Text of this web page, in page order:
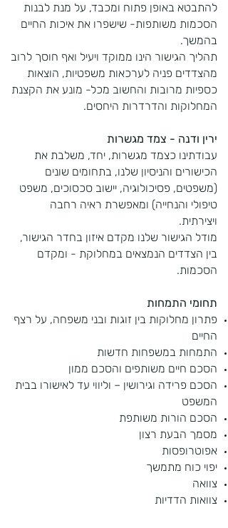
להתבטא באופן פתוח ומכבד, על מנת לבנות
הסכמות משותפות- שישפרו את איכות החיים
בהמשך.
תהליך הגישור הינו ממוקד ויעיל ואף חוסך לרוב
מהצדדים פניה לערכאות משפטיות, הוצאות
כספיות מרובות והחשוב מכל- מונע את הקצנת
המחלוקות והדרדרות היחסים.
ירין ודנה - צמד מגשרות
עבודתינו כצמד מגשרות, יחד, משלבת את
הכישורים והניסיון שלנו, בתחומים שונים
(משפטים, פסיכולוגיה, יישוב סכסוכים, משפט
טיפולי והנחייה) ומאפשרת ראיה רחבה
ויצירתית.
מודל הגישור שלנו מקדם איזון בחדר הגישור,
בין הצדדים הנמצאים במחלוקת - ומקדם
הסכמות.
תחומי התמחות
פתרון מחלוקות בין זוגות ובני משפחה, על רצף
החיים
התמחות במשפחות חדשות
הסכם חיים משותפים והסכם ממון
הסכם פרידה וגירושין – וליווי עד לאישורו בבית
המשפט
הסכם הורות משותפת
מסמך הבעת רצון
אפוטרופסות
יפוי כוח מתמשך
צוואה
צוואות הדדיות